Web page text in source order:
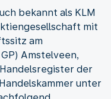
bekannt als KLM
mit
am
Amstelveen,
der
unter